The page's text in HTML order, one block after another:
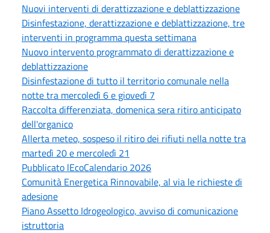
Nuovi interventi di derattizzazione e deblattizzazione
Disinfestazione, derattizzazione e deblattizzazione, tre
interventi in programma questa settimana
Nuovo intervento programmato di derattizzazione e
deblattizzazione
Disinfestazione di tutto il territorio comunale nella
notte tra mercoledì 6 e giovedì 7
Raccolta differenziata, domenica sera ritiro anticipato
dell'organico
Allerta meteo, sospeso il ritiro dei rifiuti nella notte tra
martedì 20 e mercoledì 21
Pubblicato lEcoCalendario 2026
Comunità Energetica Rinnovabile, al via le richieste di
adesione
Piano Assetto Idrogeologico, avviso di comunicazione
istruttoria